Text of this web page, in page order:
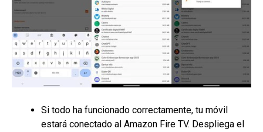
Si todo ha funcionado correctamente, tu móvil
estará conectado al Amazon Fire TV. Despliega el